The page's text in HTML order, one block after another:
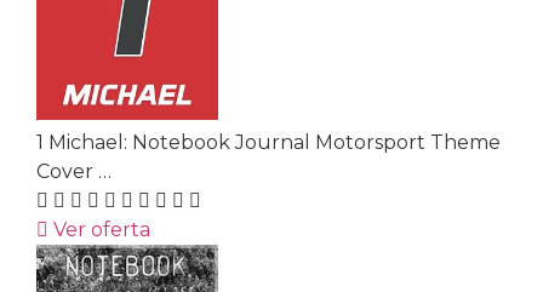
1 Michael: Notebook Journal Motorsport Theme
Cover …
Ver oferta